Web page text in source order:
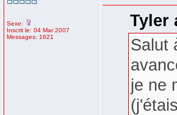
Sexe:
Inscrit le: 04 Mar 2007
Messages: 1621
Tyler
Salut
je ne